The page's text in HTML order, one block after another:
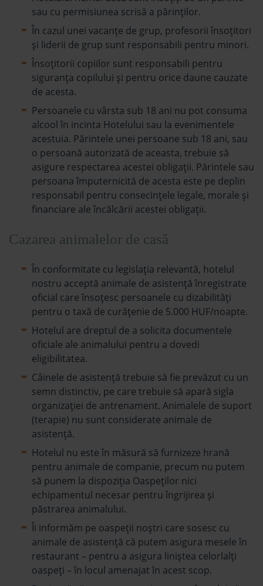
sau cu permisiunea scrisă a părinților.
În cazul unei vacanțe de grup, profesorii însoțitori
și liderii de grup sunt responsabili pentru minori.
Însoțitorii copiilor sunt responsabili pentru
siguranța copilului și pentru orice daune cauzate
de acesta.
Persoanele cu vârsta sub 18 ani nu pot consuma
alcool în incinta Hotelului sau la evenimentele
acestuia. Părintele unei persoane sub 18 ani, sau
o persoană autorizată de aceasta, trebuie să
asigure respectarea acestei obligații. Părintele sau
persoana împuternicită de acesta este pe deplin
responsabil pentru consecințele legale, morale și
financiare ale încălcării acestei obligații.
Cazarea animalelor de casă
În conformitate cu legislația relevantă, hotelul
nostru acceptă animale de asistență înregistrate
oficial care însoțesc persoanele cu dizabilități
pentru o taxă de curățenie de 5.000 HUF/noapte.
Hotelul are dreptul de a solicita documentele
oficiale ale animalului pentru a dovedi
eligibilitatea.
Câinele de asistență trebuie să fie prevăzut cu un
semn distinctiv, pe care trebuie să apară sigla
organizației de antrenament. Animalele de suport
(terapie) nu sunt considerate animale de
asistență.
Hotelul nu este în măsură să furnizeze hrană
pentru animale de companie, precum nu putem
să punem la dispoziţia Oaspeţilor nici
echipamentul necesar pentru îngrijirea și
păstrarea animalului.
Îi informăm pe oaspeții noștri care sosesc cu
animale de asistență că putem asigura mesele în
restaurant – pentru a asigura liniștea celorlalți
oaspeți – în locul amenajat în acest scop.